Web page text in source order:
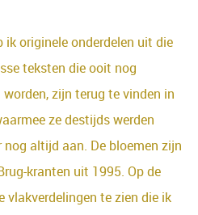
originele onderdelen uit die
teksten die ooit nog
zijn terug te vinden in
ze destijds werden
nog altijd aan. De bloemen zijn
kranten uit 1995. Op de
vlakverdelingen te zien die ik